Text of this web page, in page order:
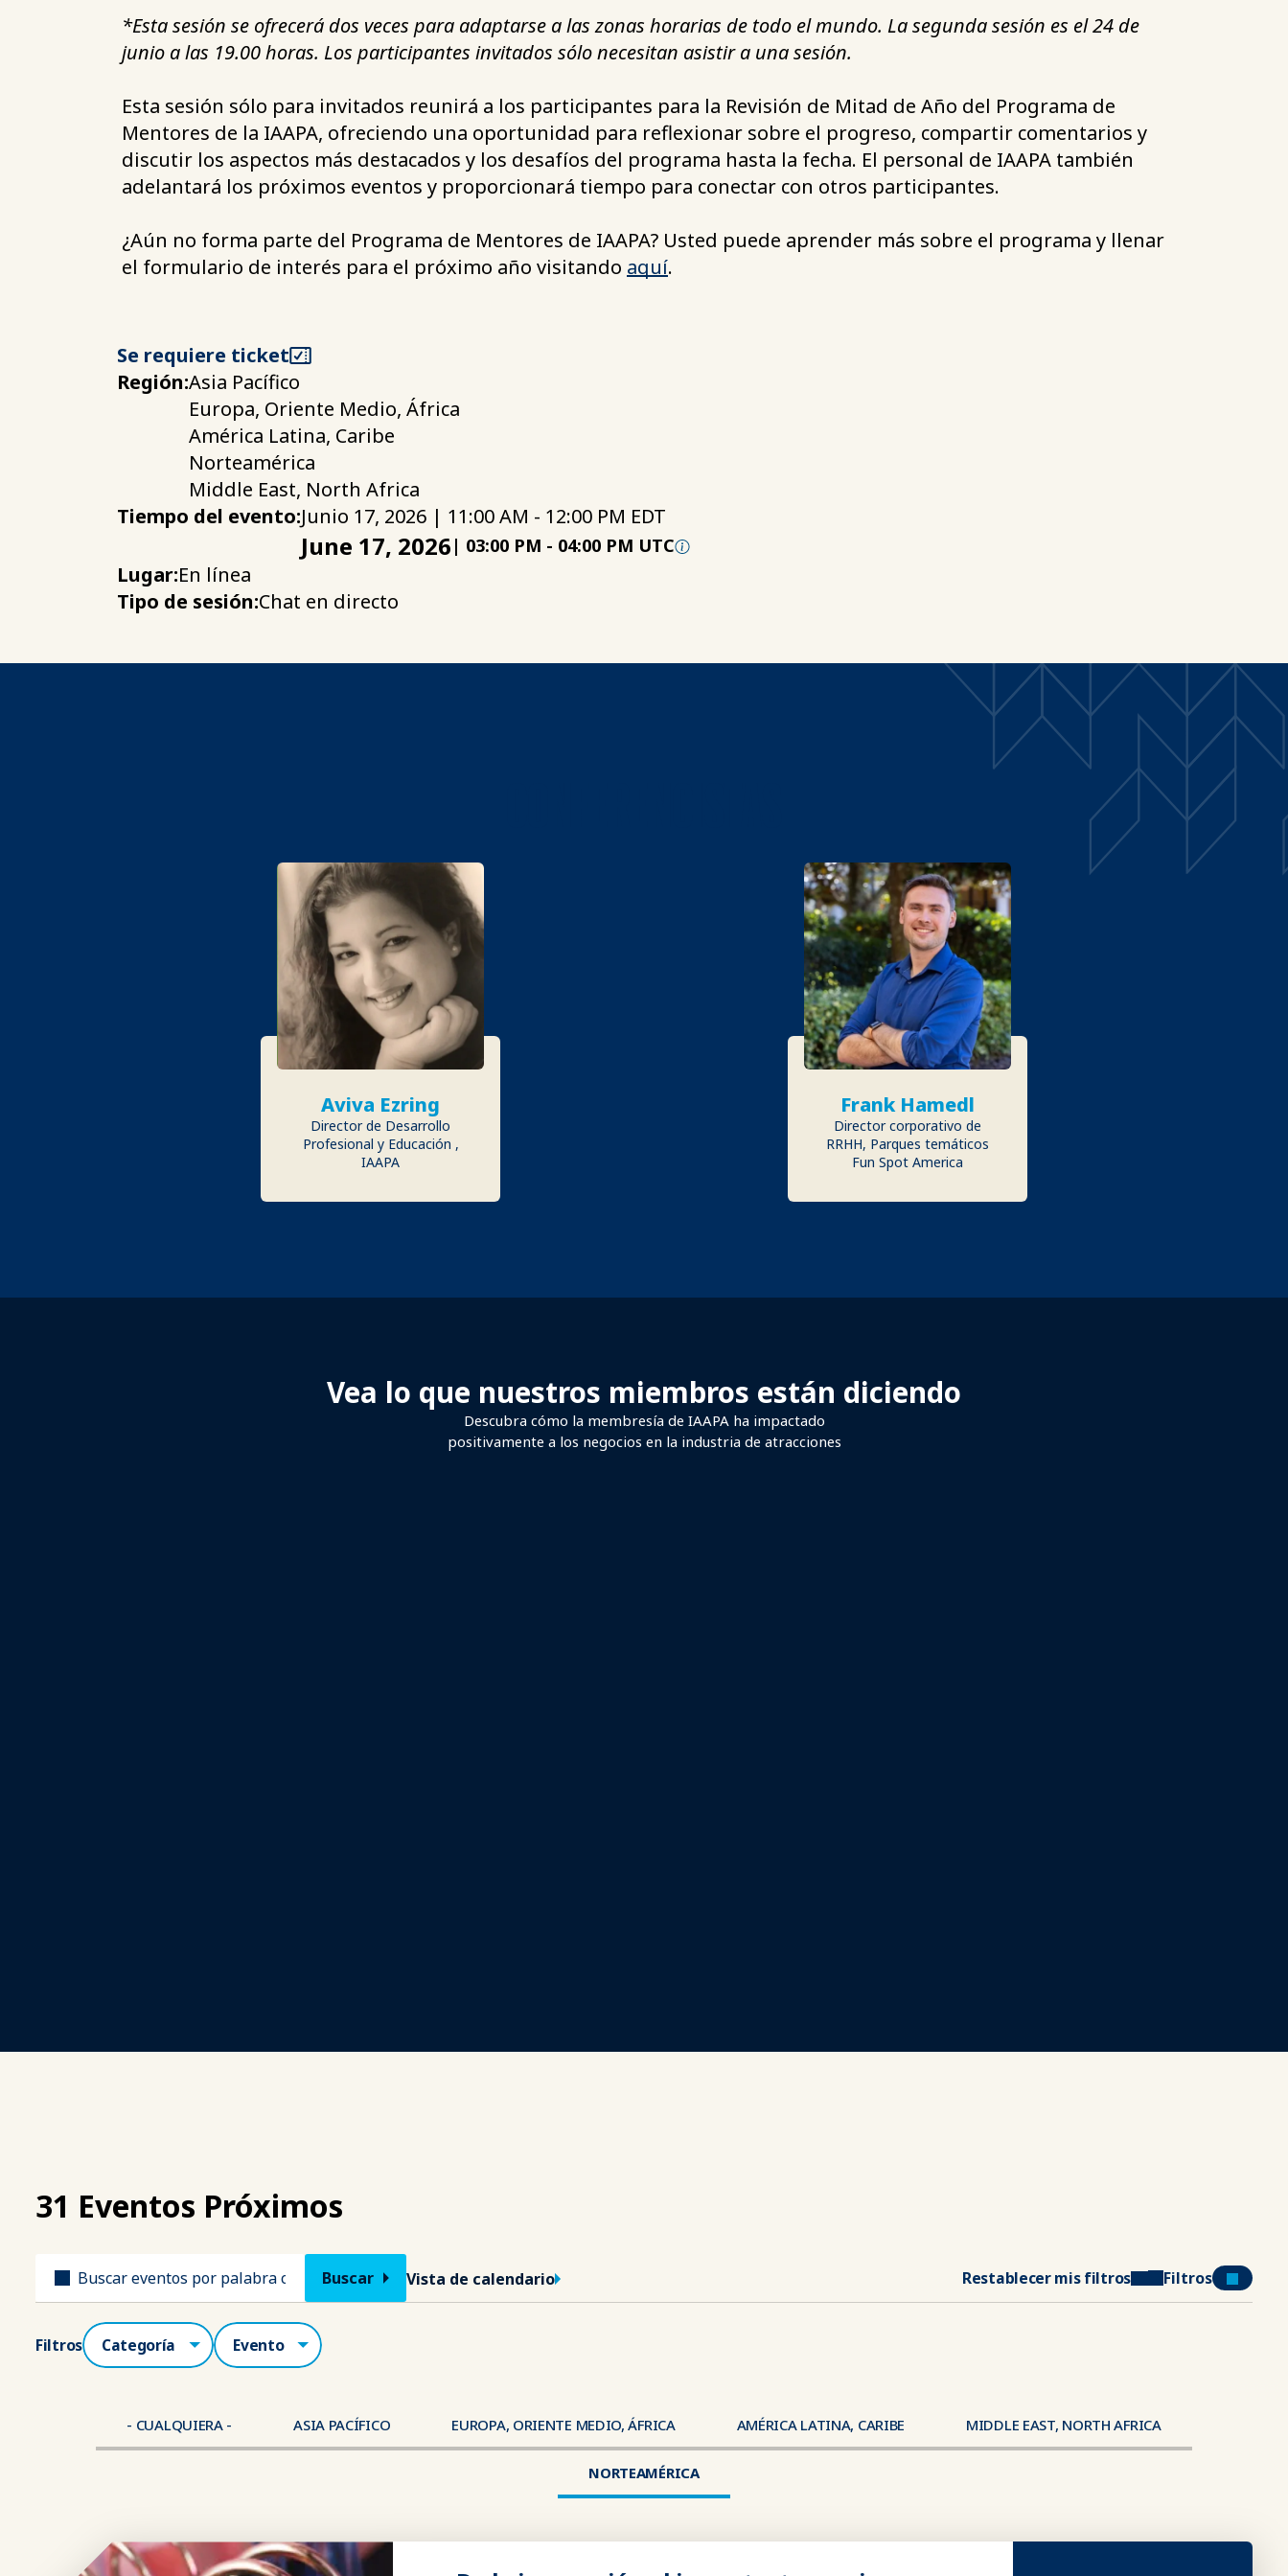
*Esta sesión se ofrecerá dos veces para adaptarse a las zonas horarias de todo el mundo. La segunda sesión es el 24 de
junio a las 19.00 horas. Los participantes invitados sólo necesitan asistir a una sesión.
Esta sesión sólo para invitados reunirá a los participantes para la Revisión de Mitad de Año del Programa de
Mentores de la IAAPA, ofreciendo una oportunidad para reflexionar sobre el progreso, compartir comentarios y
discutir los aspectos más destacados y los desafíos del programa hasta la fecha. El personal de IAAPA también
adelantará los próximos eventos y proporcionará tiempo para conectar con otros participantes.
¿Aún no forma parte del Programa de Mentores de IAAPA? Usted puede aprender más sobre el programa y llenar
el formulario de interés para el próximo año visitando aquí.
Se requiere ticket
Región:Asia Pacífico
Europa, Oriente Medio, África
América Latina, Caribe
Norteamérica
Middle East, North Africa
Tiempo del evento:Junio 17, 2026 | 11:00 AM - 12:00 PM EDT
June 17, 2026 | 03:00 PM - 04:00 PM UTC
Lugar:En línea
Tipo de sesión:Chat en directo
Aviva Ezring
Director de Desarrollo
Profesional y Educación ,
IAAPA
Frank Hamedl
Director corporativo de
RRHH, Parques temáticos
Fun Spot America
Vea lo que nuestros miembros están diciendo
Descubra cómo la membresía de IAAPA ha impactado
positivamente a los negocios en la industria de atracciones
31 Eventos Próximos
Vista de calendario Restablecer mis filtros Filtros
Filtros
Categorías Lugar
- CUALQUIERA - ASIA PACÍFICO EUROPA, ORIENTE MEDIO, ÁFRICA AMÉRICA LATINA, CARIBE MIDDLE EAST, NORTH AFRICA
NORTEAMÉRICA